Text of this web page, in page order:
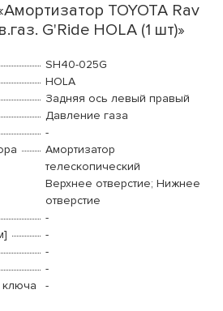
TOYOTA Rav
G'Ride HOLA (1 шт)»
SH40-025G
HOLA
Задняя ось левый правый
Давление газа
-
Амортизатор
телескопический
Верхнее отверстие; Нижнее
отверстие
-
-
-
-
-